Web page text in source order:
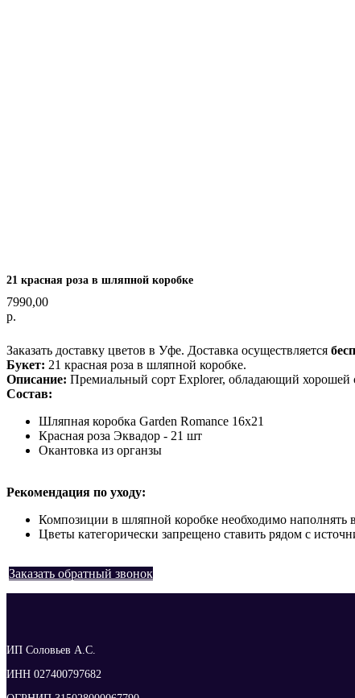
21 красная роза в шляпной коробке
7990,00
р.
Заказать доставку цветов в Уфе. Доставка осуществляется
Букет: 21 красная роза в шляпной коробке.
Описание: Премиальный сорт Explorer, обладающий хорошей
Состав:
Шляпная коробка Garden Romance 16x21
Красная роза Эквадор - 21 шт
Окантовка из органзы
Рекомендация по уходу:
Композиции в шляпной коробке необходимо наполнять
Цветы категорически запрещено ставить рядом с
Заказать обратный звонок
ИП Соловьев А.С.
ИНН 027400797682